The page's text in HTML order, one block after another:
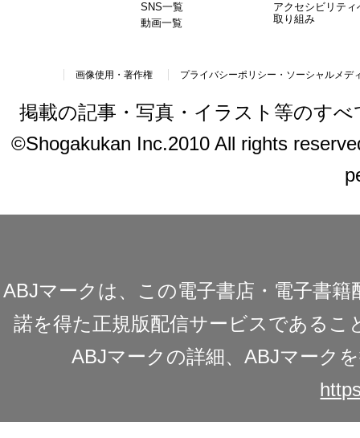
SNS一覧
動画一覧
アクセシビリティ
取り組み
画像使用・著作権 プライバシーポリシー・ソーシャルメデ
掲載の記事・写真・イラスト等のす
©Shogakukan Inc.2010 All rights
ABJマークは、この電子書店・電子書
諾を得た正規版配信サービスであるこ
ABJマークの詳細、ABJマーク